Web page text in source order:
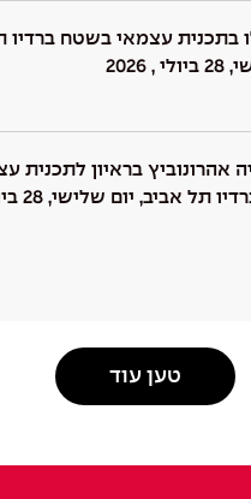
בתכנית עצמאי בשטח ברדיו
2026
אהרונוביץ בראיון לתכנית
אביב, יום שלישי, 28 ביולי , 2026
טען עוד